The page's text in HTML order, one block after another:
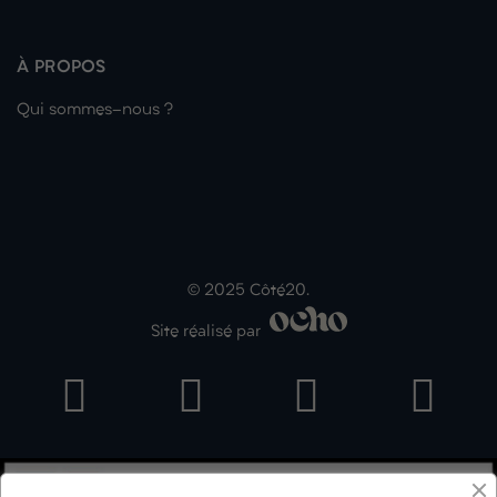
À PROPOS
Qui sommes-nous ?
© 2025 Côté20.
Site réalisé par